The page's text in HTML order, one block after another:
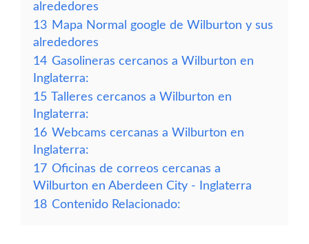
alrededores
13 Mapa Normal google de Wilburton y sus
alrededores
14 Gasolineras cercanos a Wilburton en
Inglaterra:
15 Talleres cercanos a Wilburton en
Inglaterra:
16 Webcams cercanas a Wilburton en
Inglaterra:
17 Oficinas de correos cercanas a
Wilburton en Aberdeen City - Inglaterra
18 Contenido Relacionado: